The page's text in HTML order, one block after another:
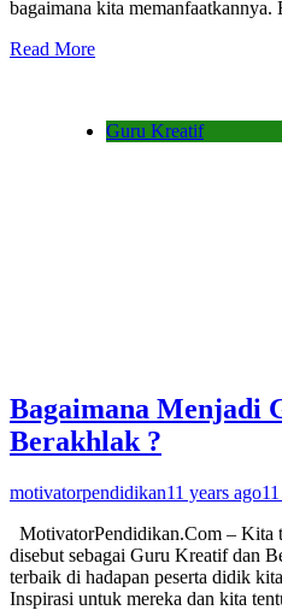
bagaimana kita
Read More
Guru Kreatif
Bagaimana Menjadi
Berakhlak ?
motivatorpendidikan11 years ago
MotivatorPendidikan.Com – Kita
disebut sebagai Guru Kreatif dan
terbaik di hadapan peserta didik
Inspirasi untuk mereka dan kita